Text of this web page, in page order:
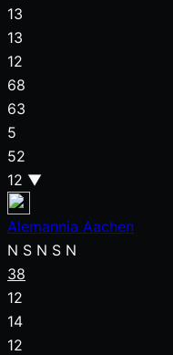
13
13
12
68
63
5
52
12 ▼
Alemannia Aachen
N S N S N
38
12
14
12